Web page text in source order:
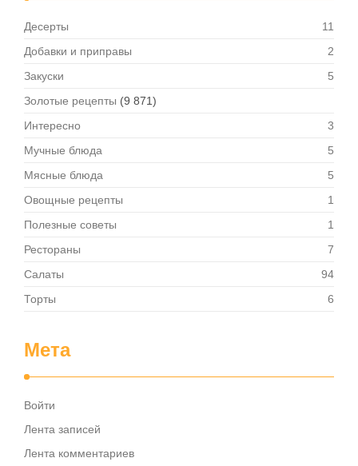
Десерты
11
Добавки и приправы
2
Закуски
5
Золотые рецепты (9 871)
Интересно
3
Мучные блюда
5
Мясные блюда
5
Овощные рецепты
1
Полезные советы
1
Рестораны
7
Салаты
94
Торты
6
Мета
Войти
Лента записей
Лента комментариев